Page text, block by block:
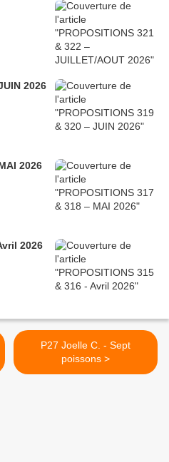
2026
2026
2026
P27 Joelle C. - Sept
poissons >